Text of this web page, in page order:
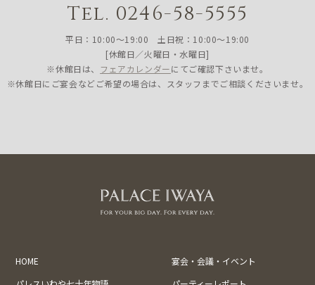
Tel. 0246-58-5555
平日：10:00〜19:00 土日祝：10:00〜19:00
[休館日／火曜日・水曜日]
※休館日は、 フェアカレンダーにてご確認下さいませ。
※休館日にご宴会などご希望の場合は、スタッフまでご相談くださいませ。
HOME
宴会・会議・イベント